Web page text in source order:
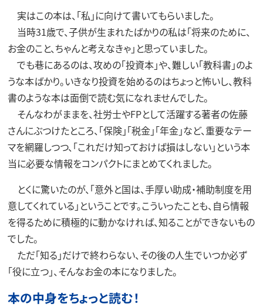
実はこの本は、「私」に向けて書いてもらいました。
当時31歳で、子供が生まれたばかりの私は「将来のために、
お金のこと、ちゃんと考えなきゃ」と思っていました。
でも巷にあるのは、攻めの「投資本」や、難しい「教科書」のよ
うな本ばかり。いきなり投資を始めるのはちょっと怖いし、教科
書のような本は面倒で読む気になれませんでした。
そんなわがままを、社労士やFPとして活躍する著者の佐藤
さんにぶつけたところ、「保険」「税金」「年金」など、重要なテー
マを網羅しつつ、「これだけ知っておけば損はしない」という本
当に必要な情報をコンパクトにまとめてくれました。
とくに驚いたのが、「意外と国は、手厚い助成・補助制度を用
意してくれている」ということです。こういったことも、自ら情報
を得るために積極的に動かなければ、知ることができないもの
でした。
ただ「知る」だけで終わらない、その後の人生でいつか必ず
「役に立つ」、そんなお金の本になりました。
本の中身をちょっと読む！